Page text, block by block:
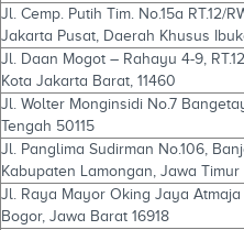
Jl. Cemp. Putih Tim. No.15a RT.12/
Jakarta Pusat, Daerah Khusus
Jl. Daan Mogot – Rahayu 4-9,
Kota Jakarta Barat, 11460
Jl. Wolter Monginsidi No.7
Tengah 50115
Jl. Panglima Sudirman No.106,
Kabupaten Lamongan, Jawa Timur
Jl. Raya Mayor Oking Jaya Atmaja
Bogor, Jawa Barat 16918